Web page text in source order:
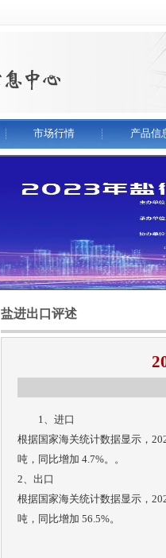
市场行情 产品信
盐进出口评述
1、进口
根据国家海关统计数据显示，
吨，同比增加 4.7%。。
2、出口
根据国家海关统计数据显示，
吨，同比增加 56.5%。